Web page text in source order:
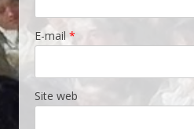
E-mail*
Site web